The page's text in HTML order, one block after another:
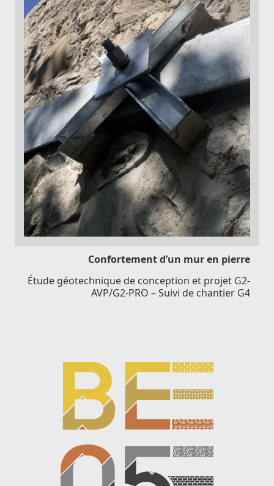
Confortement d’un mur en pierre
Étude géotechnique de conception et projet G2-
AVP/G2-PRO – Suivi de chantier G4